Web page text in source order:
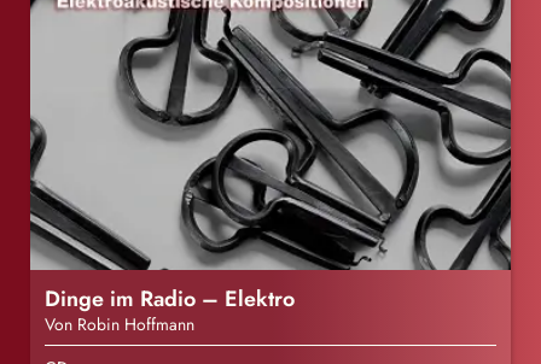
Dinge im Radio – Elektro
Von Robin Hoffmann